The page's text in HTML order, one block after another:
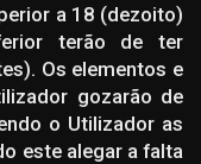
a 18 (dezoito)
terão de ter
Os elementos e
gozarão de
o Utilizador as
este alegar a falta